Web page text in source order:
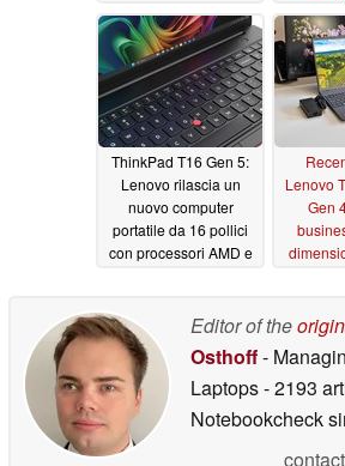
potenti06/17/2026
ThinkPad T16 Gen 5:
Lenovo rilascia un
nuovo computer
portatile da 16 pollici
con processori AMD e
Lenovo
Gen
Editor of the
Osthoff-
Laptops- 2193
Notebookcheck